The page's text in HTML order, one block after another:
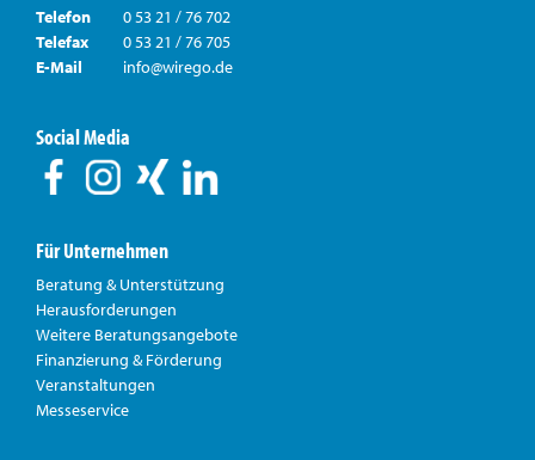
Telefon
0 53 21 / 76 702
Telefax
0 53 21 / 76 705
E-Mail
info@wirego.de
Social Media
Für Unternehmen
Beratung & Unterstützung
Herausforderungen
Weitere Beratungsangebote
Finanzierung & Förderung
Veranstaltungen
Messeservice